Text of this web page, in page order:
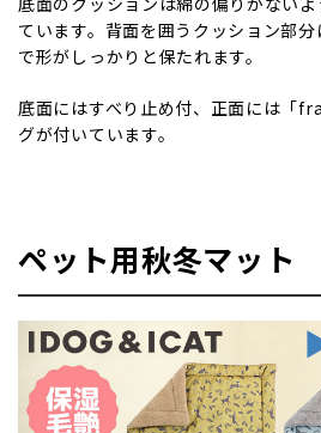
ています。背面を囲うクッション部
で形がしっかりと保たれます。
底面にはすべり止め付、正面には「
グが付いています。
ペット用秋冬マット